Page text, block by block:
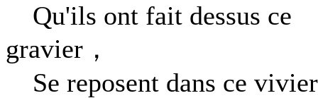
Qu'ils ont fait dessus ce
gravier，
Se reposent dans ce vivier